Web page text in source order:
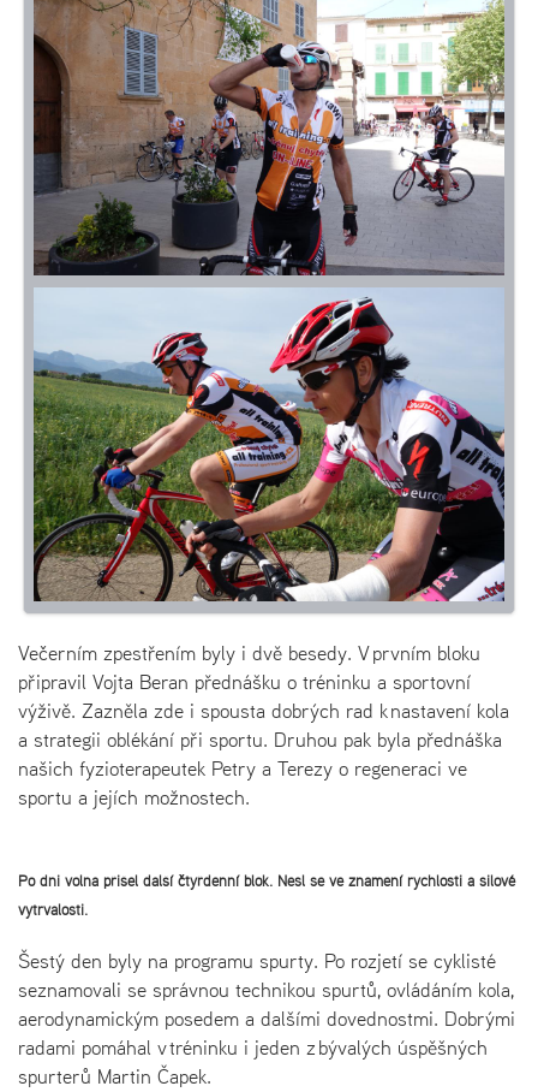
Večerním zpestřením byly i dvě besedy. V prvním bloku
připravil Vojta Beran přednášku o tréninku a sportovní
výživě. Zazněla zde i spousta dobrých rad k nastavení kola
a strategii oblékání při sportu. Druhou pak byla přednáška
našich fyzioterapeutek Petry a Terezy o regeneraci ve
sportu a jejích možnostech.
Po dni volna přišel další čtyřdenní blok. Nesl se ve znamení rychlosti a silové
vytrvalosti.
Šestý den byly na programu spurty. Po rozjetí se cyklisté
seznamovali se správnou technikou spurtů, ovládáním kola,
aerodynamickým posedem a dalšími dovednostmi. Dobrými
radami pomáhal v tréninku i jeden z bývalých úspěšných
spurterů Martin Čapek.